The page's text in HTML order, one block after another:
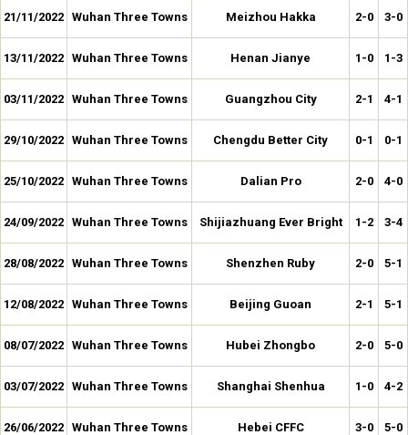
21/11/2022 Wuhan Three Towns Meizhou Hakka 2-0 3-0
13/11/2022 Wuhan Three Towns Henan Jianye 1-0 1-3
03/11/2022 Wuhan Three Towns Guangzhou City 2-1 4-1
29/10/2022 Wuhan Three Towns Chengdu Better City 0-1 0-1
25/10/2022 Wuhan Three Towns Dalian Pro 2-0 4-0
24/09/2022 Wuhan Three Towns Shijiazhuang Ever Bright 1-2 3-4
28/08/2022 Wuhan Three Towns Shenzhen Ruby 2-0 5-1
12/08/2022 Wuhan Three Towns Beijing Guoan 2-1 5-1
08/07/2022 Wuhan Three Towns Hubei Zhongbo 2-0 5-0
03/07/2022 Wuhan Three Towns Shanghai Shenhua 1-0 4-2
26/06/2022 Wuhan Three Towns Hebei CFFC 3-0 5-0